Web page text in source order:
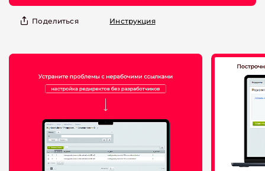
Поделиться Инструкция